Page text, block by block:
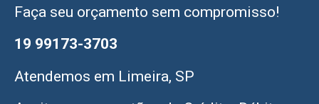
Faça seu orçamento sem compromisso!
19 99173-3703
Atendemos em Limeira, SP